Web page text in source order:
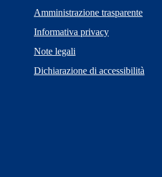
Amministrazione trasparente
Informativa privacy
Note legali
Dichiarazione di accessibilità